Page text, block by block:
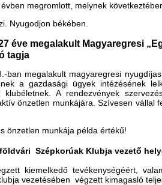
megromlott, melynek
Nyugodjon békében.
éve megalakult
tagja
ban megalakult magyaregresi
a gazdasági ügyek intézésének
A rendezvények
önzetlen munkájára. Szívesen vállal
önzetlen munkája példa értékű!
Szépkorúak Klubja vezető
kiemelkedő tevékenységéért,
vezetésében végzett kimagasló